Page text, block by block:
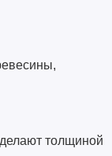
толщиной